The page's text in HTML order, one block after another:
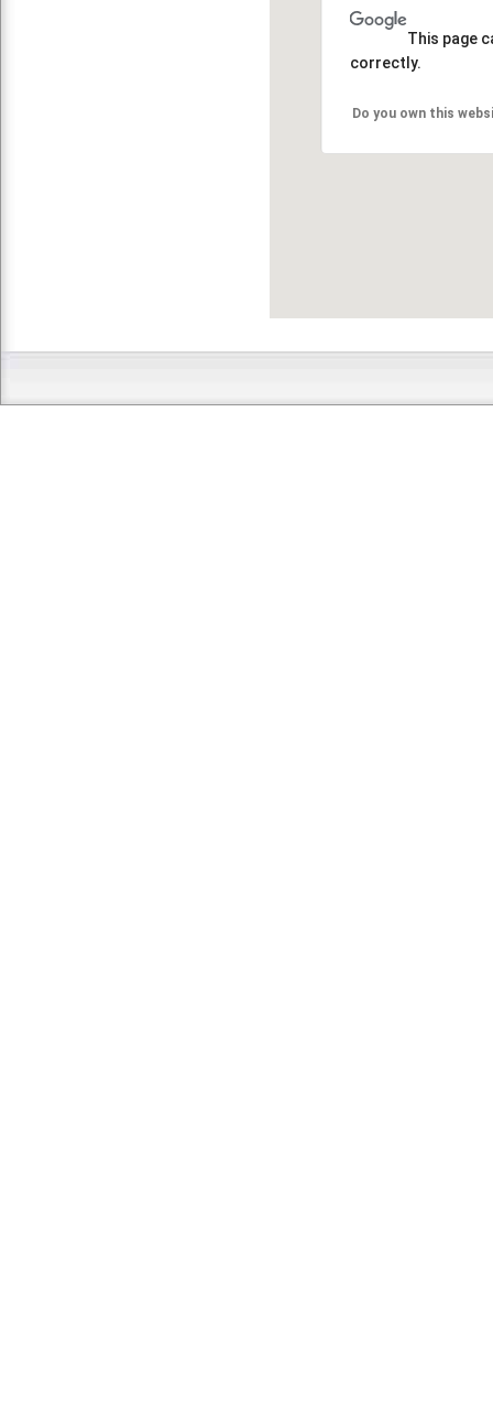
This page
correctly.
Do you own this